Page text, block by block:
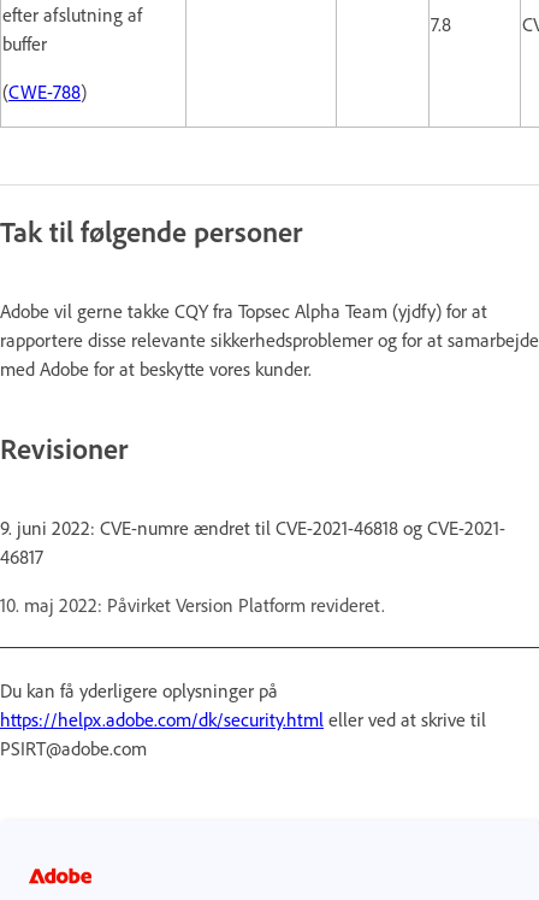
efter afslutning af
buffer
(CWE-788)
7.8
Tak til følgende personer
Adobe vil gerne takke CQY fra Topsec Alpha Team (yjdfy) for at
rapportere disse relevante sikkerhedsproblemer og for at samarbejde
med Adobe for at beskytte vores kunder.
Revisioner
9. juni 2022: CVE-numre ændret til CVE-2021-46818 og CVE-2021-
46817
10. maj 2022: Påvirket Version Platform revideret.
Du kan få yderligere oplysninger på
https://helpx.adobe.com/dk/security.html eller ved at skrive til
PSIRT@adobe.com